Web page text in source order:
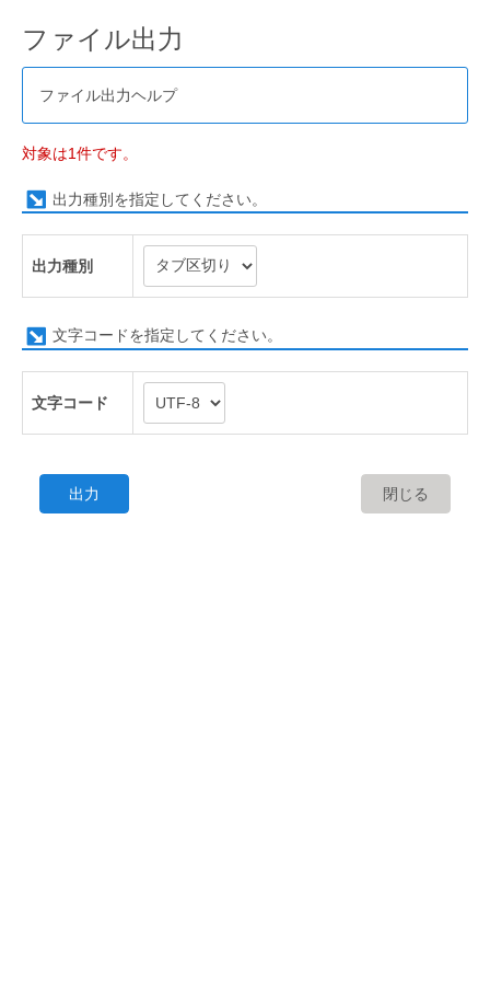
ファイル出力
ファイル出力ヘルプ
対象は1件です。
出力種別を指定してください。
出力種別
文字コードを指定してください。
文字コード